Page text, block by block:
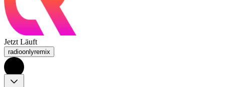
Jetzt Läuft
radioonlyremix